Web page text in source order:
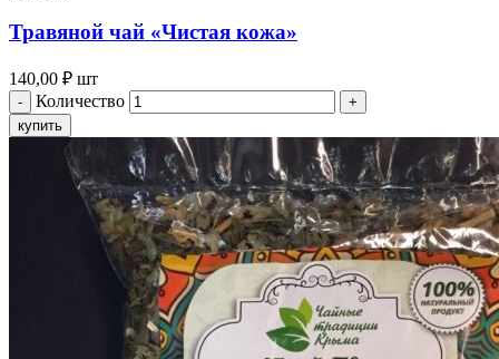
Травяной чай «Чистая кожа»
140,00 ₽ шт
Количество
купить